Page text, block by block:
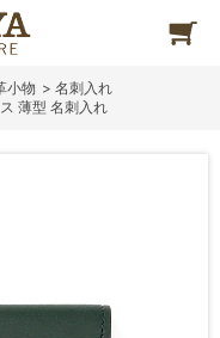
小物 > 名刺入れ
薄型 名刺入れ